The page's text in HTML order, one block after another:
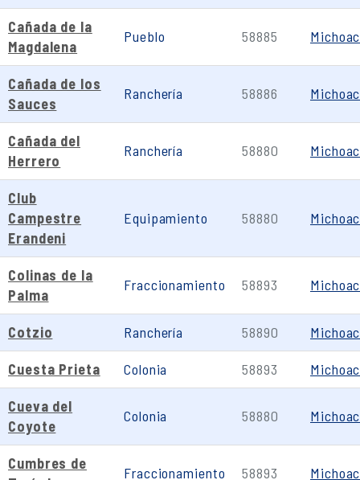
Cañada de la
Magdalena
Pueblo 58885
Cañada de los
Sauces
Ranchería 58886
Cañada del
Herrero
Ranchería 58880
Club
Campestre
Erandeni
Equipamiento 58880
Colinas de la
Palma
Fraccionamiento 58893
Cotzio Ranchería 58890
Cuesta Prieta Colonia 58893
Cueva del
Coyote
Colonia 58880
Cumbres de
Fraccionamiento 58893